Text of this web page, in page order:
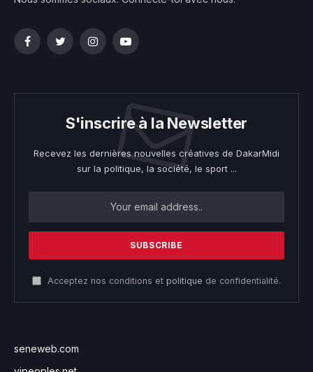
FacebookTwitterInstagramYouTube
S'inscrire à la Newsletter
Recevez les dernières nouvelles créatives de DakarMidi
sur la politique, la société, le sport ...
Acceptez nos conditions et politique de confidentialité.
seneweb.com